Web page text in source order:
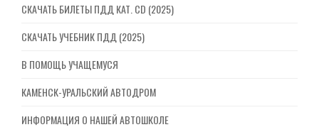
СКАЧАТЬ БИЛЕТЫ ПДД КАТ. CD (2025)
СКАЧАТЬ УЧЕБНИК ПДД (2025)
В ПОМОЩЬ УЧАЩЕМУСЯ
КАМЕНСК-УРАЛЬСКИЙ АВТОДРОМ
ИНФОРМАЦИЯ О НАШЕЙ АВТОШКОЛЕ